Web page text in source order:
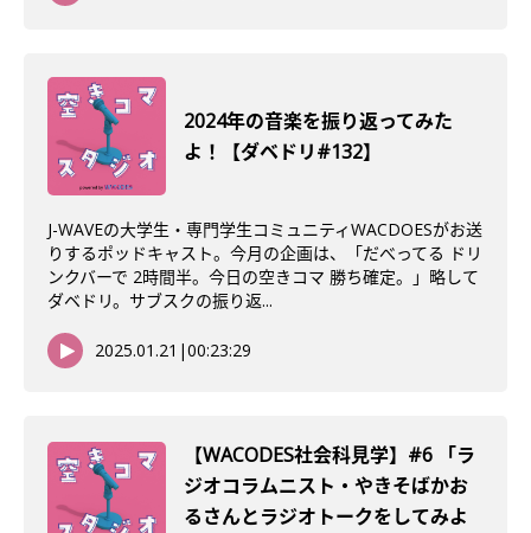
2024年の音楽を振り返ってみた
よ！【ダベドリ#132】
J-WAVEの大学生・専門学生コミュニティWACDOESがお送
りするポッドキャスト。今月の企画は、「だべってる ドリ
ンクバーで 2時間半。今日の空きコマ 勝ち確定。」略して
ダベドリ。サブスクの振り返...
2025.01.21 |00:23:29
【WACODES社会科見学】#6 「ラ
ジオコラムニスト・やきそばかお
るさんとラジオトークをしてみよ